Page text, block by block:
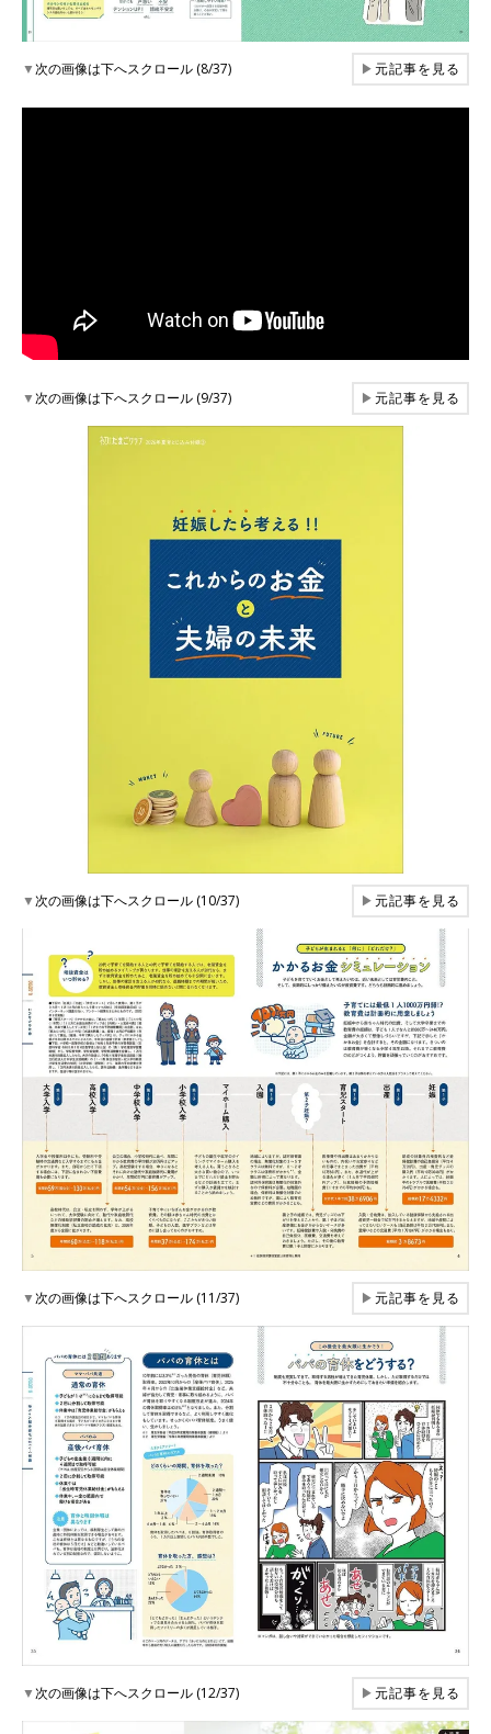
▼次の画像は下へスクロール (8/37) ▶元記事を見る
▼次の画像は下へスクロール (9/37) ▶元記事を見る
▼次の画像は下へスクロール (10/37) ▶元記事を見る
▼次の画像は下へスクロール (11/37) ▶元記事を見る
▼次の画像は下へスクロール (12/37) ▶元記事を見る